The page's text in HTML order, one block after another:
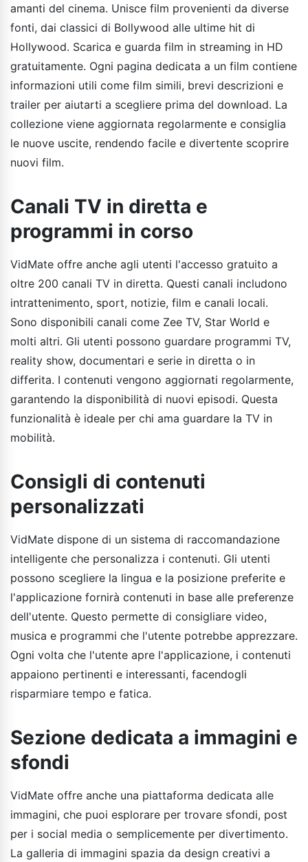
amanti del cinema. Unisce film provenienti da diverse
fonti, dai classici di Bollywood alle ultime hit di
Hollywood. Scarica e guarda film in streaming in HD
gratuitamente. Ogni pagina dedicata a un film contiene
informazioni utili come film simili, brevi descrizioni e
trailer per aiutarti a scegliere prima del download. La
collezione viene aggiornata regolarmente e consiglia
le nuove uscite, rendendo facile e divertente scoprire
nuovi film.
Canali TV in diretta e
programmi in corso
VidMate offre anche agli utenti l'accesso gratuito a
oltre 200 canali TV in diretta. Questi canali includono
intrattenimento, sport, notizie, film e canali locali.
Sono disponibili canali come Zee TV, Star World e
molti altri. Gli utenti possono guardare programmi TV,
reality show, documentari e serie in diretta o in
differita. I contenuti vengono aggiornati regolarmente,
garantendo la disponibilità di nuovi episodi. Questa
funzionalità è ideale per chi ama guardare la TV in
mobilità.
Consigli di contenuti
personalizzati
VidMate dispone di un sistema di raccomandazione
intelligente che personalizza i contenuti. Gli utenti
possono scegliere la lingua e la posizione preferite e
l'applicazione fornirà contenuti in base alle preferenze
dell'utente. Questo permette di consigliare video,
musica e programmi che l'utente potrebbe apprezzare.
Ogni volta che l'utente apre l'applicazione, i contenuti
appaiono pertinenti e interessanti, facendogli
risparmiare tempo e fatica.
Sezione dedicata a immagini e
sfondi
VidMate offre anche una piattaforma dedicata alle
immagini, che puoi esplorare per trovare sfondi, post
per i social media o semplicemente per divertimento.
La galleria di immagini spazia da design creativi a